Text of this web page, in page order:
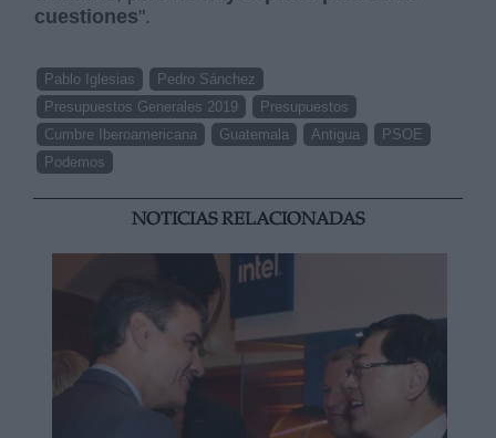
cuestiones".
Pablo Iglesias
Pedro Sánchez
Presupuestos Generales 2019
Presupuestos
Cumbre Iberoamericana
Guatemala Antigua
PSOE
Podemos
NOTICIAS RELACIONADAS